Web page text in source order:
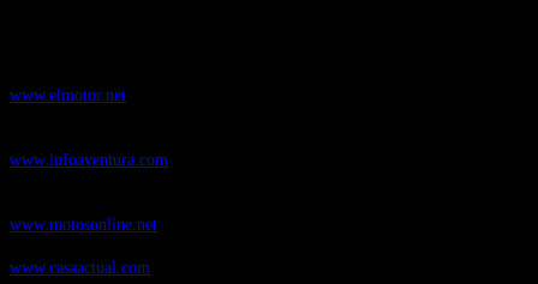
www.elmotor.net
www.infoaventura.com
www.motosonline.net
www.casaactual.com